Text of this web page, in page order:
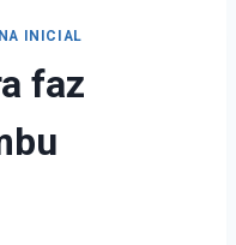
INICIAL
faz